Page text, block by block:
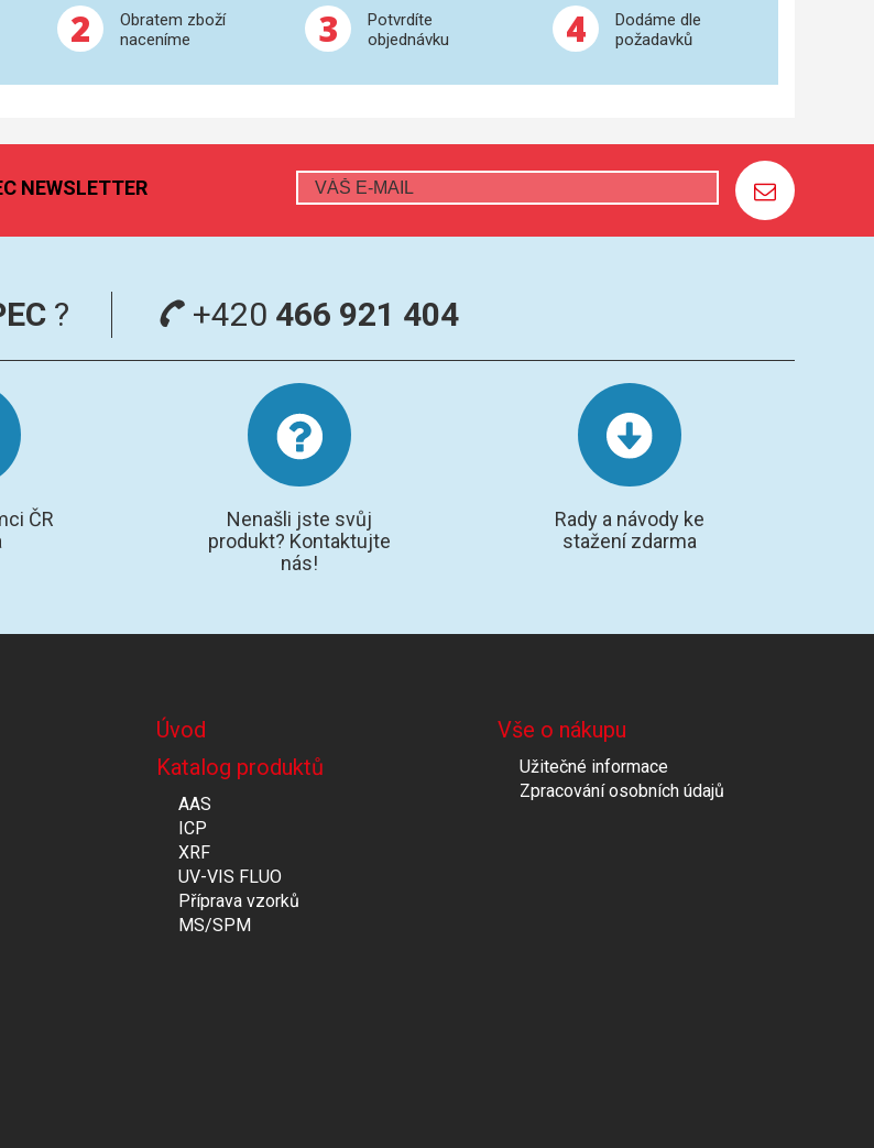
2
Obratem zboží
naceníme
3
Potvrdíte
objednávku
4
Dodáme dle
požadavků
NEWSLETTER
? +420 466 921 404
ČR
Nenašli jste svůj
produkt? Kontaktujte
nás!
Rady a návody ke
stažení zdarma
Úvod
Katalog produktů
AAS
ICP
XRF
UV-VIS FLUO
Příprava vzorků
MS/SPM
Vše o nákupu
Užitečné informace
Zpracování osobních údajů